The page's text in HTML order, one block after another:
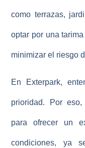
como terrazas,
optar por una
minimizar el riesgo
En Exterpark,
prioridad. Por
para ofrecer un
condiciones, ya